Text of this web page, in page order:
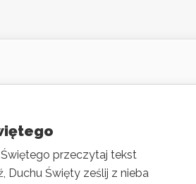
przeczytaj tekst
Duchu Święty ześlij z nieba